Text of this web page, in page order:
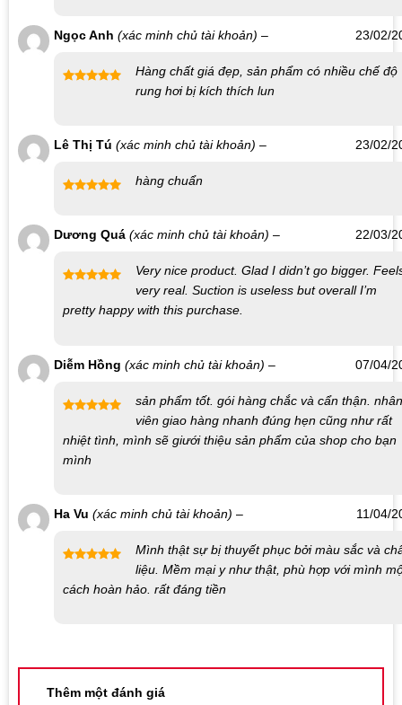
để bảo vệ sản phẩm.
Địa chỉ: 126 Nguyễn Thái Học, Vạn Thạnh, Nha Trang
Website đặt hàng: https://shopbaocaosunhatrang.com/
Ngọc Anh (xác minh chủ tài khoản) – 23/02/
Hàng chất giá đẹp, sản phẩm có nhiều chế độ
rung hơi bị kích thích lun
sao
Lê Thị Tú (xác minh chủ tài khoản) – 23/02/
hàng chuẩn
hạng55
Dương Quá (xác minh chủ tài khoản) – 22/03/
Very nice product. Glad I didn’t go bigger.
very real. Suction is useless but overall I’m
pretty happy with this purchase.
hạng55
sao
Diễm Hồng (xác minh chủ tài khoản) – 07/04/
sản phẩm tốt. gói hàng chắc và cẩn thận. nhân
viên giao hàng nhanh đúng hẹn cũng như rất
nhiệt tình, mình sẽ giưới thiệu sản phẩm của shop cho bạn
mình
hạng55
Ha Vu (xác minh chủ tài khoản) – 11/04/
Mình thật sự bị thuyết phục bởi màu sắc và
liệu. Mềm mại y như thật, phù hợp với mình
cách hoàn hảo. rất đáng tiền
Thêm một đánh giá